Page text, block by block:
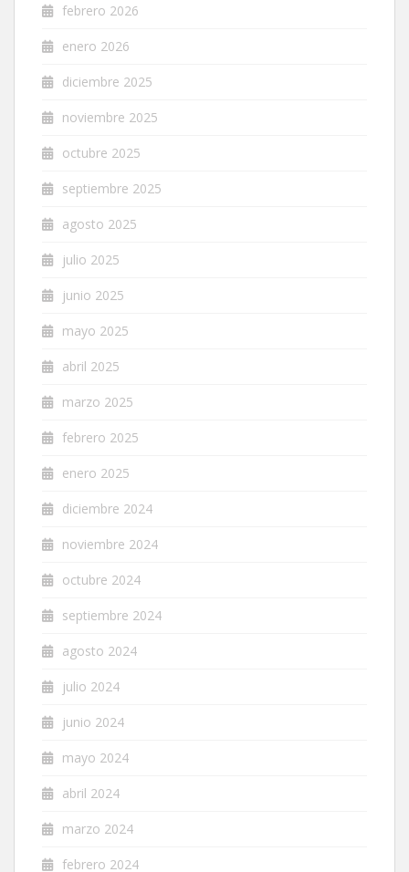
febrero 2026
enero 2026
diciembre 2025
noviembre 2025
octubre 2025
septiembre 2025
agosto 2025
julio 2025
junio 2025
mayo 2025
abril 2025
marzo 2025
febrero 2025
enero 2025
diciembre 2024
noviembre 2024
octubre 2024
septiembre 2024
agosto 2024
julio 2024
junio 2024
mayo 2024
abril 2024
marzo 2024
febrero 2024